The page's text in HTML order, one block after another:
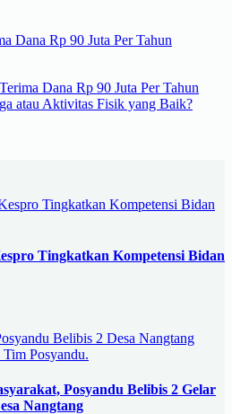
Dana Rp 90 Juta Per Tahun
atau Aktivitas Fisik yang Baik?
Tingkatkan Kompetensi Bidan
Posyandu Belibis 2 Gelar
Nangtang